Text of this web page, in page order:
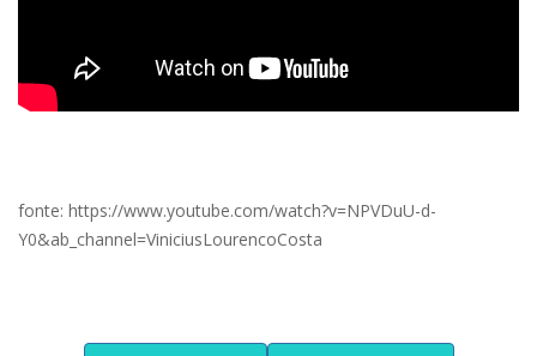
fonte: https://www.youtube.com/watch?v=NPVDuU-d-
Y0&ab_channel=ViniciusLourencoCosta